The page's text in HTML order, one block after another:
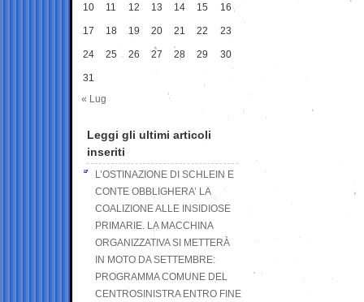
10 11 12 13 14 15 16
17 18 19 20 21 22 23
24 25 26 27 28 29 30
31
« Lug
Leggi gli ultimi articoli
inseriti
L’OSTINAZIONE DI SCHLEIN E
CONTE OBBLIGHERA’ LA
COALIZIONE ALLE INSIDIOSE
PRIMARIE. LA MACCHINA
ORGANIZZATIVA SI METTERÀ
IN MOTO DA SETTEMBRE:
PROGRAMMA COMUNE DEL
CENTROSINISTRA ENTRO FINE